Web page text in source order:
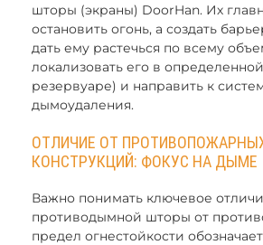
шторы (экраны) DoorHan. Их
остановить огонь, а создать
дать ему растечься по всему
локализовать его в
резервуаре) и направить к
дымоудаления.
ОТЛИЧИЕ ОТ
КОНСТРУКЦИЙ: ФОКУС НА ДЫМЕ
Важно понимать ключевое
противодымной шторы от
предел огнестойкости